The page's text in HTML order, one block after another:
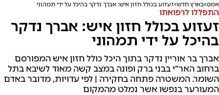
אמס בארץ חדש זעזוע בכולל חזון איש: אברך נדקר בהיכל על ידי תמהוני
התפללו לרפואתו
זעזוע בכולל חזון איש: אברך נדקר
בהיכל על ידי תמהוני
אברך בר אוריין נדקר בתוך היכל כולל חזון איש המפורסם
ברחוב האר"י בבני ברק ופונה במצב קשה מאוד לשיבא בתל
השומר. המשטרה פתחה בחקירה | לפי עדויות, מדובר באדם
המעורער בנפשו אשר נמלט מהמקום